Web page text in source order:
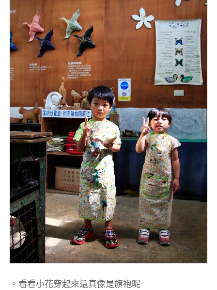
。看看小花穿起來還真像是旗袍呢